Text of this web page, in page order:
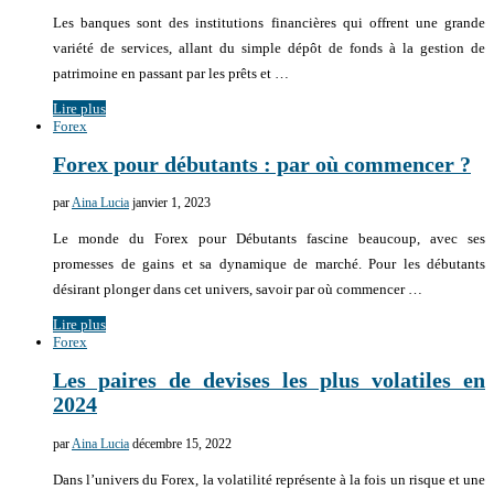
Les banques sont des institutions financières qui offrent une grande
variété de services, allant du simple dépôt de fonds à la gestion de
patrimoine en passant par les prêts et …
Lire plus
Forex
Forex pour débutants : par où commencer ?
parAina Lucia janvier 1, 2023
Le monde du Forex pour Débutants fascine beaucoup, avec ses
promesses de gains et sa dynamique de marché. Pour les débutants
désirant plonger dans cet univers, savoir par où commencer …
Lire plus
Forex
Les paires de devises les plus volatiles en
2024
par Aina Lucia décembre 15, 2022
Dans l’univers du Forex, la volatilité représente à la fois un risque et une